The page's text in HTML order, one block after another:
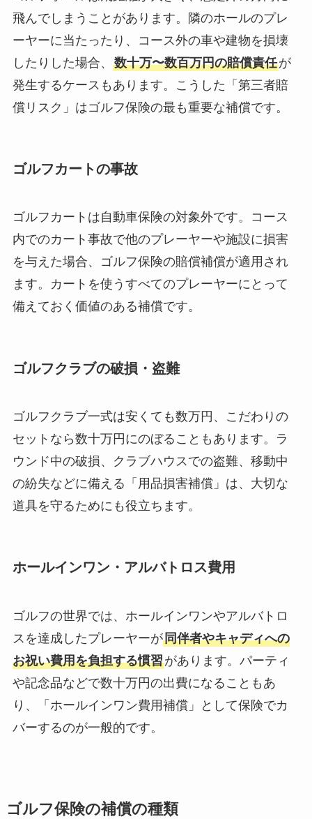
飛んでしまうことがあります。隣のホールのプレ
ーヤーに当たったり、コース外の車や建物を損壊
したりした場合、 数十万〜数百万円の賠償責任が
発生するケースもあります。こうした「第三者賠
償リスク」はゴルフ保険の最も重要な補償です。
ゴルフカートの事故
ゴルフカートは自動車保険の対象外です。コース
内でのカート事故で他のプレーヤーや施設に損害
を与えた場合、ゴルフ保険の賠償補償が適用され
ます。カートを使うすべてのプレーヤーにとって
備えておく価値のある補償です。
ゴルフクラブの破損・盗難
ゴルフクラブ一式は安くても数万円、こだわりの
セットなら数十万円にのぼることもあります。ラ
ウンド中の破損、クラブハウスでの盗難、移動中
の紛失などに備える「用品損害補償」は、大切な
道具を守るためにも役立ちます。
ホールインワン・アルバトロス費用
ゴルフの世界では、ホールインワンやアルバトロ
スを達成したプレーヤーが同伴者やキャディへの
お祝い費用を負担する慣習があります。パーティ
や記念品などで数十万円の出費になることもあ
り、「ホールインワン費用補償」として保険でカ
バーするのが一般的です。
ゴルフ保険の補償の種類